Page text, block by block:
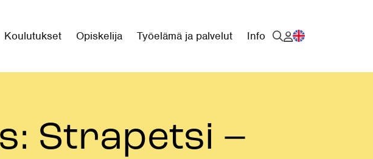
Koulutukset Opiskelija Työelämä ja palvelut Info
Strapetsi –